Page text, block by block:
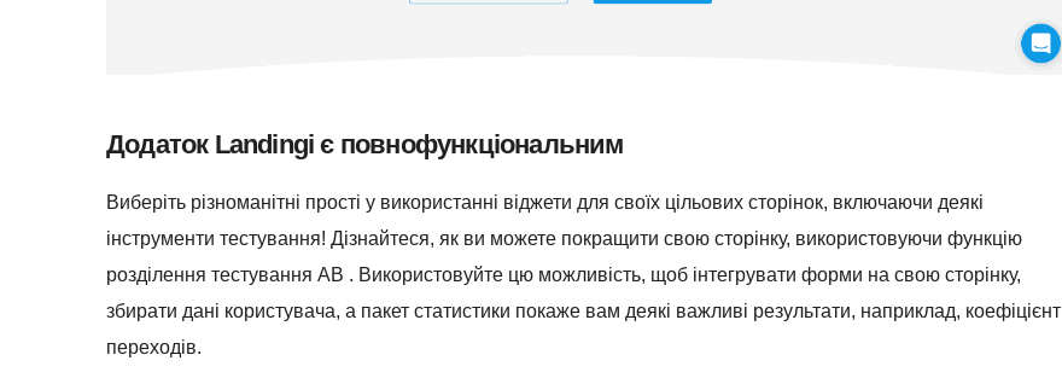
Додаток Landingi є повнофункціональним
Виберіть різноманітні прості у використанні віджети для своїх цільових сторінок, включаючи деякі
інструменти тестування! Дізнайтеся, як ви можете покращити свою сторінку, використовуючи функцію
розділення тестування AB . Використовуйте цю можливість, щоб інтегрувати форми на свою сторінку,
збирати дані користувача, а пакет статистики покаже вам деякі важливі результати, наприклад, коефіцієнт
переходів.